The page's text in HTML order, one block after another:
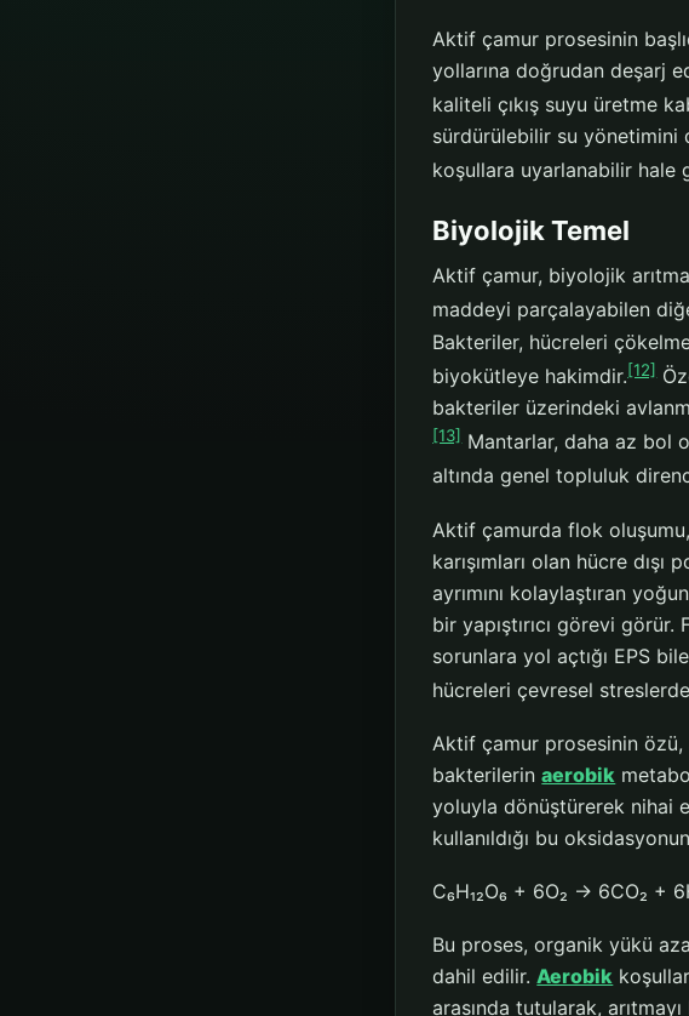
Aktif çamur prosesinin
yollarına doğrudan deşarj
kaliteli çıkış suyu üretme
sürdürülebilir su yönetimini
koşullara uyarlanabilir hale
Biyolojik Temel
Aktif çamur, biyolojik
maddeyi parçalayabilen
Bakteriler, hücreleri
biyokütleye hakimdir.[12]
bakteriler üzerindeki
[13] Mantarlar, daha az bol
altında genel topluluk
Aktif çamurda flok oluşumu,
karışımları olan hücre
ayrımını kolaylaştıran
bir yapıştırıcı görevi
sorunlara yol açtığı EPS
hücreleri çevresel
Aktif çamur prosesinin
bakterilerinaerobik
yoluyla dönüştürerek nihai
kullanıldığı bu
C₆H₁₂O₆ + 6O₂ → 6CO₂ +
Bu proses, organik yükü
dahil edilir.Aerobik
arasında tutularak,